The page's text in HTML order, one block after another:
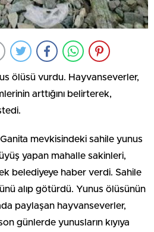
ölüsü vurdu. Hayvanseverler,
arttığını belirterek,
mevkisindeki sahile yunus
yapan mahalle sakinleri,
belediyeye haber verdi. Sahile
alıp götürdü. Yunus ölüsünün
paylaşan hayvanseverler,
günlerde yunusların kıyıya